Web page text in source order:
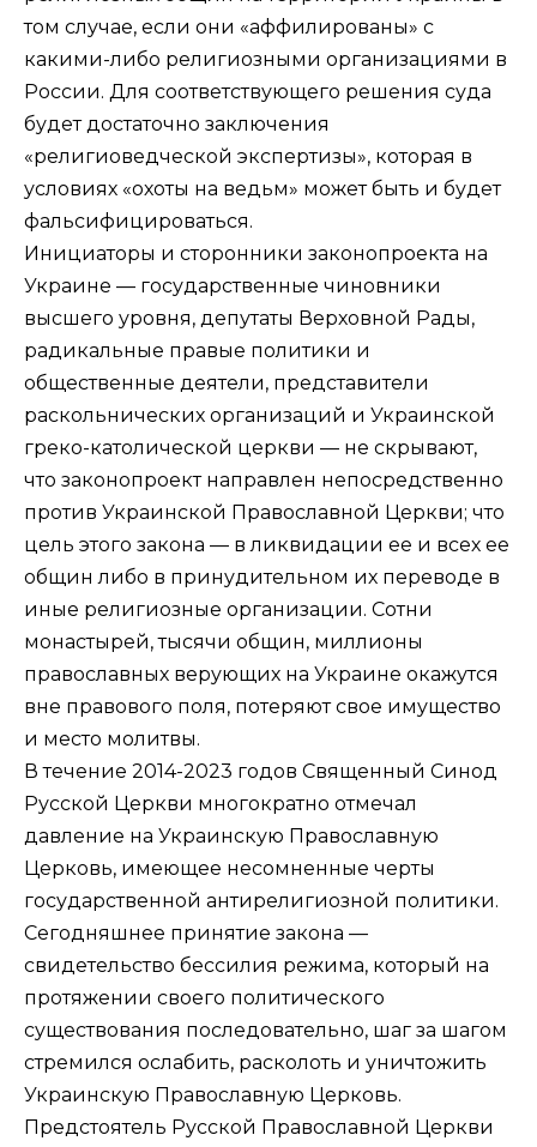
том случае, если они «аффилированы» с
какими-либо религиозными организациями в
России. Для соответствующего решения суда
будет достаточно заключения
«религиоведческой экспертизы», которая в
условиях «охоты на ведьм» может быть и будет
фальсифицироваться.
Инициаторы и сторонники законопроекта на
Украине — государственные чиновники
высшего уровня, депутаты Верховной Рады,
радикальные правые политики и
общественные деятели, представители
раскольнических организаций и Украинской
греко-католической церкви — не скрывают,
что законопроект направлен непосредственно
против Украинской Православной Церкви; что
цель этого закона — в ликвидации ее и всех ее
общин либо в принудительном их переводе в
иные религиозные организации. Сотни
монастырей, тысячи общин, миллионы
православных верующих на Украине окажутся
вне правового поля, потеряют свое имущество
и место молитвы.
В течение 2014-2023 годов Священный Синод
Русской Церкви многократно отмечал
давление на Украинскую Православную
Церковь, имеющее несомненные черты
государственной антирелигиозной политики.
Сегодняшнее принятие закона —
свидетельство бессилия режима, который на
протяжении своего политического
существования последовательно, шаг за шагом
стремился ослабить, расколоть и уничтожить
Украинскую Православную Церковь.
Предстоятель Русской Православной Церкви